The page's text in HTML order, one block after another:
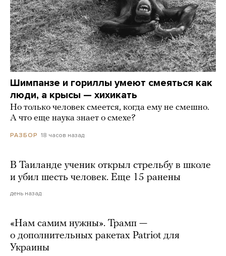
Шимпанзе и гориллы умеют смеяться как
люди, а крысы — хихикать
Но только человек смеется, когда ему не смешно.
А что еще наука знает о смехе?
РАЗБОР 18 часов назад
В Таиланде ученик открыл стрельбу в школе
и убил шесть человек. Еще 15 ранены
день назад
«Нам самим нужны». Трамп —
о дополнительных ракетах Patriot для
Украины